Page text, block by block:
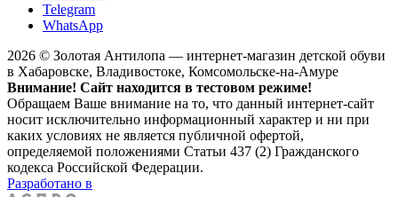
Telegram
WhatsApp
2026 © Золотая Антилопа — интернет-магазин детской обуви
в Хабаровске, Владивостоке, Комсомольске-на-Амуре
Внимание! Сайт находится в тестовом режиме!
Обращаем Ваше внимание на то, что данный интернет-сайт
носит исключительно информационный характер и ни при
каких условиях не является публичной офертой,
определяемой положениями Статьи 437 (2) Гражданского
кодекса Российской Федерации.
Разработано в